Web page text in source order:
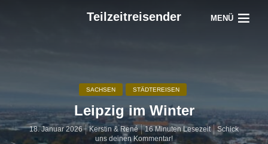
Teilzeitreisender MENÜ
SACHSEN STÄDTEREISEN
Leipzig im Winter
18. Januar 2026 Kerstin & René 16 Minuten Lesezeit
Schick
uns deinen Kommentar!